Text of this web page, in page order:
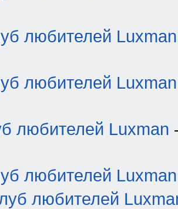
любителей Luxman
любителей Luxman
любителей Luxman
любителей Luxman
любителей